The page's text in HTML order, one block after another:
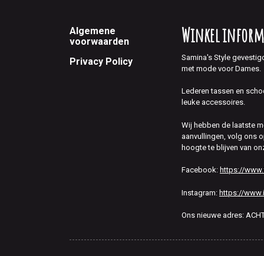
Footer
Algemene
voorwaarden
Privacy Policy
Winkel
Samina's Style
met mode voor Dames.
Lederen tassen en
leuke accessoires.
Wij hebben de laatste
aanvullingen, volg ons
hoogte te blijven van
Facebook: https://
Instagram: https://
Ons nieuwe adres: